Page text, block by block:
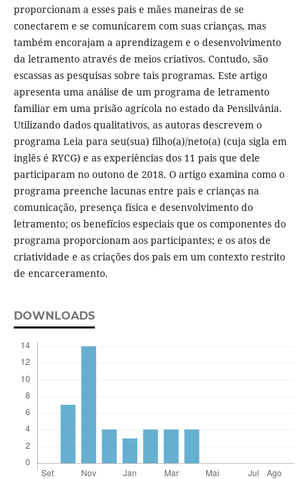
proporcionam a esses pais e mães maneiras de se
conectarem e se comunicarem com suas crianças, mas
também encorajam a aprendizagem e o desenvolvimento
da letramento através de meios criativos. Contudo, são
escassas as pesquisas sobre tais programas. Este artigo
apresenta uma análise de um programa de letramento
familiar em uma prisão agrícola no estado da Pensilvânia.
Utilizando dados qualitativos, as autoras descrevem o
programa Leia para seu(sua) filho(a)/neto(a) (cuja sigla em
inglês é RYCG) e as experiências dos 11 pais que dele
participaram no outono de 2018. O artigo examina como o
programa preenche lacunas entre pais e crianças na
comunicação, presença física e desenvolvimento do
letramento; os benefícios especiais que os componentes do
programa proporcionam aos participantes; e os atos de
criatividade e as criações dos pais em um contexto restrito
de encarceramento.
DOWNLOADS